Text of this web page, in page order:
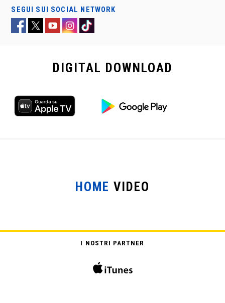
SEGUI SUI SOCIAL NETWORK
DIGITAL DOWNLOAD
HOME VIDEO
I NOSTRI PARTNER